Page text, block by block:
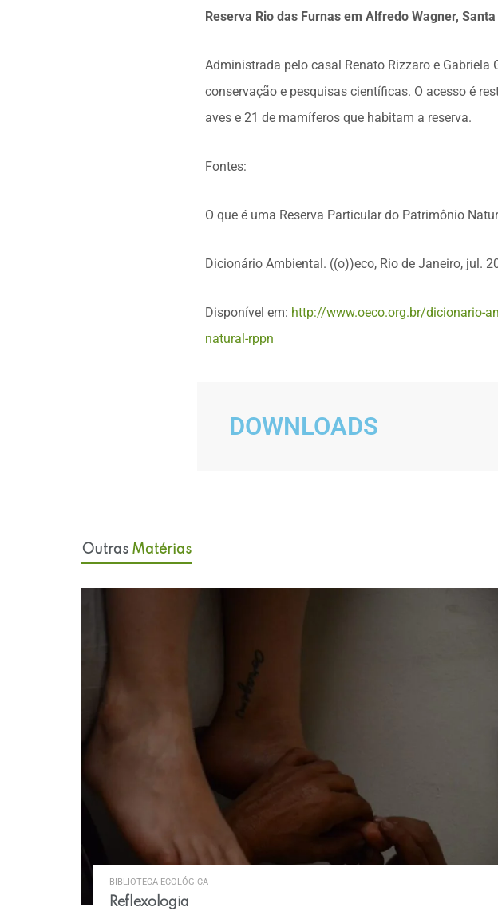
Reserva Rio das Furnas em Alfredo Wagner,
Administrada pelo casal Renato Rizzaro e
conservação e pesquisas científicas. O acesso é
aves e 21 de mamíferos que habitam a reserva.
Fontes:
O que é uma Reserva Particular do Patrimônio
Dicionário Ambiental. ((o))eco, Rio de Janeiro, jul.
Disponível em: http://www.oeco.org.br/dicionario-
natural-rppn
DOWNLOADS
Outras Matérias
BIBLIOTECA ECOLÓGICA
Reflexologia